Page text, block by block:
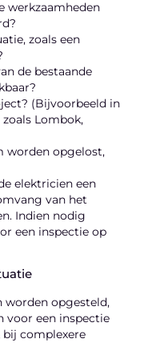
werkzaamheden
zoals een
de bestaande
(Bijvoorbeeld in
Lombok,
worden opgelost,
elektricien een
van het
Indien nodig
een inspectie op
worden opgesteld,
voor een inspectie
complexere